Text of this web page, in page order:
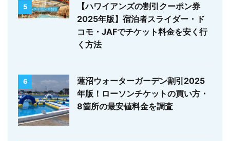
5
【ハワイアンズの割引クーポン券
2025年版】宿泊者スライダー・ド
コモ・JAFでチケット料金を安く行
く方法
6
蓮沼ウォーターガーデン割引2025
年版！ローソンチケットの買い方・
8箇所の最安値料金を調査